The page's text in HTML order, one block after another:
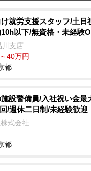
就労支援スタッフ/土日
10h以下/無資格・未経験
川支店
40万円
都
設警備員/入社祝い金最
/週休二日制/未経験歓迎
式会社
都